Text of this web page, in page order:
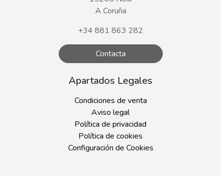
A Coruña
+34 881 863 282
Contacta
Apartados Legales
Condiciones de venta
Aviso legal
Política de privacidad
Política de cookies
Configuración de Cookies